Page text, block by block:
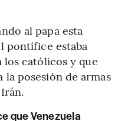
al papa esta
pontífice estaba
los católicos y que
posesión de armas
que Venezuela